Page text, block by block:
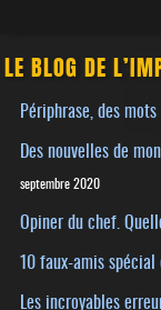
LE BLOG DE
Périphrase, des
Des nouvelles de
septembre 2020
Opiner du chef.
10 faux-amis spécial
Les incroyables